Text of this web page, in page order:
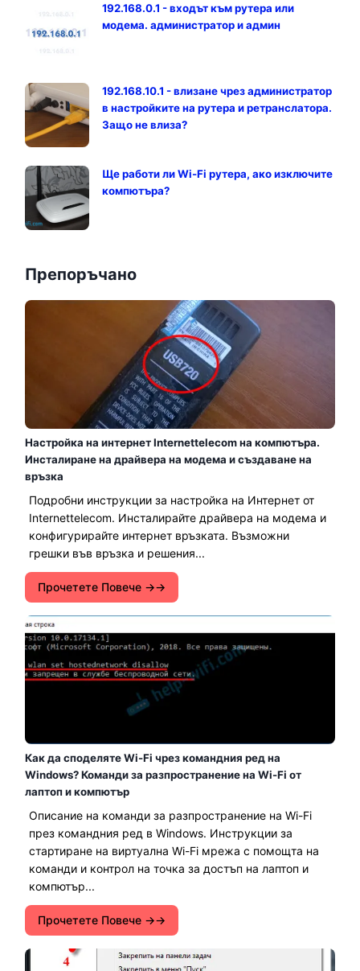
192.168.0.1 - входът към рутера или
модема. администратор и админ
192.168.10.1 - влизане чрез администратор
в настройките на рутера и ретранслатора.
Защо не влиза?
Ще работи ли Wi-Fi рутера, ако изключите
компютъра?
Препоръчано
Настройка на интернет Internettelecom на компютъра.
Инсталиране на драйвера на модема и създаване на
връзка
Подробни инструкции за настройка на Интернет от
Internettelecom. Инсталирайте драйвера на модема и
конфигурирайте интернет връзката. Възможни
грешки във връзка и решения...
Прочетете Повече →
Как да споделяте Wi-Fi чрез командния ред на
Windows? Команди за разпространение на Wi-Fi от
лаптоп и компютър
Описание на команди за разпространение на Wi-Fi
през командния ред в Windows. Инструкции за
стартиране на виртуална Wi-Fi мрежа с помощта на
команди и контрол на точка за достъп на лаптоп и
компютър...
Прочетете Повече →